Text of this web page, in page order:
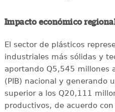
Impacto económico
El sector de plásticos
industriales más sólidas y
aportando Q5,545 millones
(PIB) nacional y generando
superior a los Q20,111
productivos, de acuerdo